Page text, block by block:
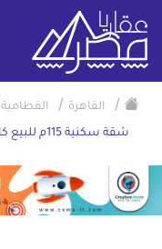
/ القاهرة / القطامية
شقة سكنية 115م للبيع كاش بالقطامية القاهرة